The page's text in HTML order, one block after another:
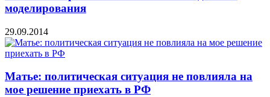
моделирования
29.09.2014
Матье: политическая ситуация не повлияла на
мое решение приехать в РФ